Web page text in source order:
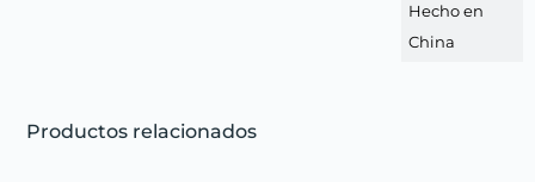
Hecho en
China
Productos relacionados